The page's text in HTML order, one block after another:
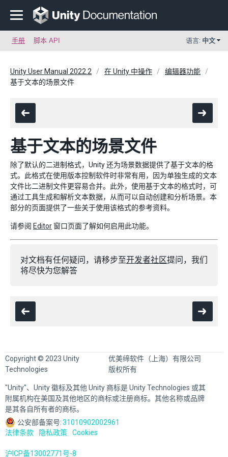
手册 脚本 API 语言: 中文
Unity User Manual 2022.2 在 Unity 中操作
编辑器功能
基于文本的场景文件
基于文本的场景文件
除了默认的二进制格式，Unity 还为场景数据提供了基于文本的格
式。此格式在使用版本控制软件时非常有用，因为单独生成的文本
文件比二进制文件更容易合并。此外，使用基于文本的格式时，可
通过工具生成和解析文本数据，从而可以自动创建和分析场景。本
部分的页面提供了一些关于使用该格式的参考资料。
请参阅 Editor 窗口页面了解如何启用此功能。
对文档有任何疑问，请移步至开发者社区提问，我们
将尽快为您解答
Copyright © 2023 Unity
Technologies
优美缔软件（上海）有限公司
版权所有
"Unity"、Unity 徽标及其他 Unity 商标是 Unity Technologies 或其
附属机构在美国及其他地区的商标或注册商标。其他名称或品牌
是其各自所有者的商标。
公安部备案号:31010902002961
法律条款
隐私政策 Cookies
沪ICP备13002771号-8